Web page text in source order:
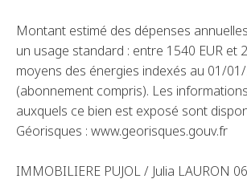
Montant estimé des dépenses
un usage standard : entre 1540 EUR et
moyens des énergies indexés au 01/
(abonnement compris). Les
auxquels ce bien est exposé sont
Géorisques : www.georisques.gouv.fr
IMMOBILIERE PUJOL / Julia LAURON